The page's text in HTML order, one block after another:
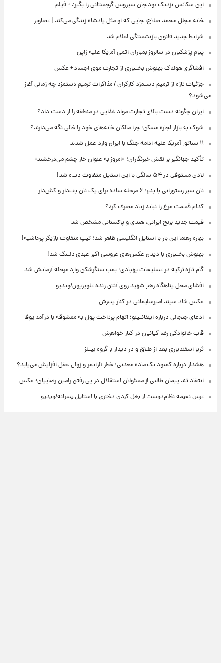
این سکانس نزدیک بود جان سیروس گرجستانی را بگیرد + فیلم
خانه مجلل محمد صلاح، جایی که او مثل پادشاه زندگی می‌کند | تصاویر
شرایط جدید قانون بازنشستگی اعلام شد
پیام پزشکیان در سالروز بمباران اتمی آمریکا علیه ژاپن
افشاگری هولناک بهنوش بختیاری از تجارت موی اجساد + عکس
جزئیات تازه از ترمیم دستمزد کارگران / مذاکرات ترمیم دستمزد چه زمانی آغاز
می‌شود؟
ایران چگونه دست بالای تجارت مواد غذایی در منطقه را از دست داد؟
شوک به بازار اجاره مسکن؛ چرا مالکان خانه‌های خود را خالی نگه می‌دارند؟
۱۱ سناتور آمریکا علیه ادامه جنگ با ایران وارد عمل شدند
تأکید جهانگیر بر نقش خبرنگاران؛ «امروز به عنوان خار چشم می‌درخشند»
لادن مستوفی در ۵۴ سالگی با این استایل متفاوت دیده شد!
نان سیر رستورانی با پنیر؛ ۶ مرحله ساده برای یک نان پف‌دار و کش‌دار
کدام قسمت مرغ را نباید زیاد مصرف کرد؟
قیمت جدید برنج ایرانی، هندی و پاکستانی مشخص شد
بهاره رهنما این بار با استایل انگلیسی ظاهر شد؛ تیپ متفاوت بازیگر پرحاشیه!
بهنوش بختیاری با دیدن عکس‌های عروسی اکبر عبدی دلتنگ شد!
گام تازه ترکیه در تسلیحات پهپادی؛ بمب سنگرشکن وارد مرحله آزمایش شد
افشای محل پناهگاه‌ رهبر شهید روی آنتن زنده تلویزیون/ویدیو
عکس شاد سپند امیرسلیمانی در کنار پسرش
ادعای جنجالی درباره اینفانتینو؛ اتهام پرداخت پول به معشوقه با درآمد یوفا
قاب خانوادگی رضا کیانیان در کنار خواهرش
ثریا اسفندیاری بعد از طلاق و در دیدار با گروه بیتلز
هشدار درباره کمبود یک ماده معدنی؛ خطر آلزایمر و زوال عقل افزایش می‌یابد؟
انتقاد تند پیمان طالبی از مسئولان استقلال در پی رفتن رامین رضاییان+ عکس
ترس نعیمه نظام‌دوست از بغل کردن دختری با استایل پسرانه/ویدیو